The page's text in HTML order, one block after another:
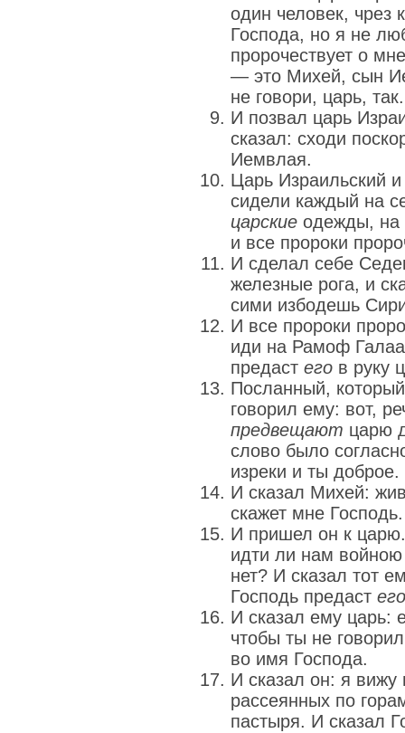
один человек, чрез
Господа, но я не
пророчествует о
— это Михей, сын
не говори, царь, так.
И позвал царь
сказал: сходи
Иемвлая.
Царь Израильский
сидели каждый на
царские одежды, на
и все пророки
И сделал себе
железные рога, и
сими избодешь
И все пророки
иди на Рамоф
предаст его в руку
Посланный,
говорил ему: вот,
предвещают царю
слово было
изреки и ты доброе.
И сказал Михей:
скажет мне Господь.
И пришел он к
идти ли нам
нет? И сказал тот
Господь предаст его
И сказал ему царь:
чтобы ты не
во имя Господа.
И сказал он: я вижу
рассеянных по
пастыря. И сказал